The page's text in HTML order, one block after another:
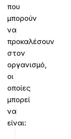
που
μπορούν
να
προκαλέσουν
στον
οργανισμό,
οι
οποίες
μπορεί
να
είναι: